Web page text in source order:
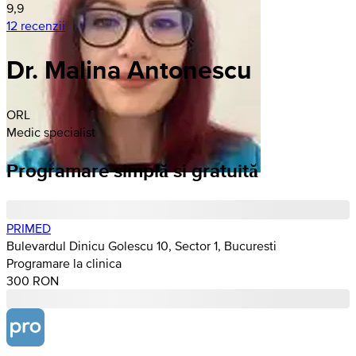
9,9
12 recenzii
Dr. Malina Antonescu
ORL
Medic specialist
Programare simplă si gratuită
PRIMED
Bulevardul Dinicu Golescu 10, Sector 1, Bucuresti
Programare la clinica
300 RON